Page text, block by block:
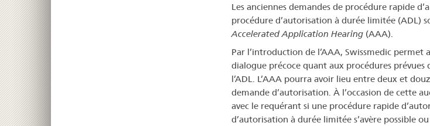
Les anciennes demandes de procédure rapide
procédure d’autorisation à durée limitée (ADL)
Accelerated Application Hearing (AAA).
Par l’introduction de l’AAA, Swissmedic permet
dialogue précoce quant aux procédures prévues
l’ADL. L’AAA pourra avoir lieu entre deux et
demande d’autorisation. À l’occasion de cette
avec le requérant si une procédure rapide
d’autorisation à durée limitée s’avère possible